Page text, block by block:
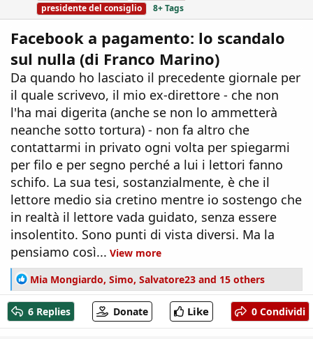
presidente del consiglio
8+ Tags
Facebook a pagamento: lo scandalo
sul nulla (di Franco Marino)
Da quando ho lasciato il precedente giornale per
il quale scrivevo, il mio ex-direttore - che non
l'ha mai digerita (anche se non lo ammetterà
neanche sotto tortura) - non fa altro che
contattarmi in privato ogni volta per spiegarmi
per filo e per segno perché a lui i lettori fanno
schifo. La sua tesi, sostanzialmente, è che il
lettore medio sia cretino mentre io sostengo che
in realtà il lettore vada guidato, senza essere
insolentito. Sono punti di vista diversi. Ma la
pensiamo così... View more
R
e
a
c
t
Mia Mongiardo, Simo, Salvatore23 and 15 others
6 Replies Donate Like 0 Condividi